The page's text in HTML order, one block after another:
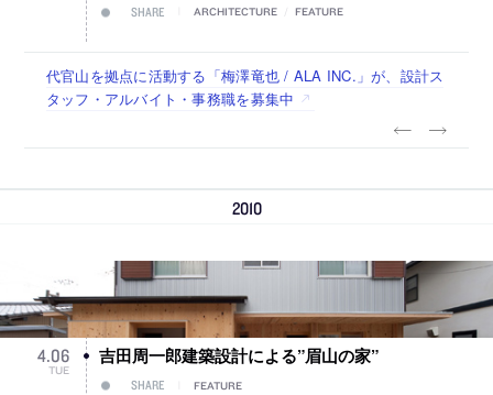
SHARE ARCHITECTURE FEATURE
佐々木慧が主宰する「axonometric株式会社」が、設計スタ
ッフ（経験者・既卒・2027年新卒）を募集中
古民家を軸に全国で“価値循環の仕組み”を作り、リモートワ
ーク主体の働き方を実践する「株式会社つぎと」が、設計ス
リノベる株式会社が、設計パートナー (業務委託) を募集中
社会への影響力のある建築を手掛け、スタッフ同士で助け合
う環境づくりも行う「E.A.S.T.architects」が、設計スタッフ
代官山を拠点に活動する「梅澤竜也 / ALA INC.」が、設計ス
タッフ・アルバイト・事務職を募集中
2010
4.06
TUE
吉田周一郎建築設計による”眉山の家”
SHARE FEATURE